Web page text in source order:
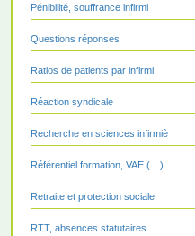
Pénibilité, souffrance infirmi
Questions réponses
Ratios de patients par infirmi
Réaction syndicale
Recherche en sciences infirmiè
Référentiel formation, VAE (…)
Retraite et protection sociale
RTT, absences statutaires